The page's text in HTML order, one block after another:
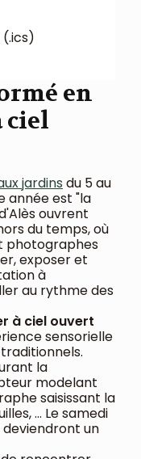
(.ics)
en
ciel
jardins du 5 au
année est "la
ouvrent
du temps, où
photographes
exposer et
à
au rythme des
à ciel ouvert
sensorielle
la
modelant
saisissant la
… Le samedi
deviendront un